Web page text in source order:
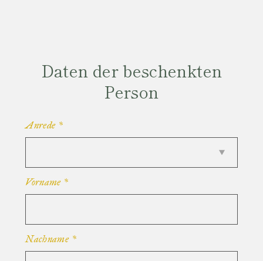
Daten der beschenkten
Person
Anrede*
Vorname*
Nachname*